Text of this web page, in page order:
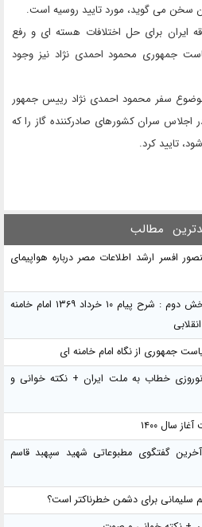
سخن می گوید، مورد تایید روسیه است.
ایران برای حل اختلافات هسته ای و رفع
جمهوری محمود احمدی نژاد نیز وجود
سفر محمود احمدی نژاد رییس جمهور
اجلاس سران کشورهای صادرکننده گاز را که
تایید کرد.
مطالب
افسر ارشد اطلاعات مصر درباره هواپیمای
منشور گفتمان امام و انقلاب - 7 /بخش دوم : شرح پیام ۱۰ خرداد ۱۳۶۹ امام خامنه
جمهوری از نگاه امام خامنه ای
نوروزی خطاب به ملت ایران + نکته خوانی و
سال ۱۴۰۰
گفتگوی مطبوعاتی شهید سپهبد قاسم
سلیمانی برای دشمن خطرناکتر است؟